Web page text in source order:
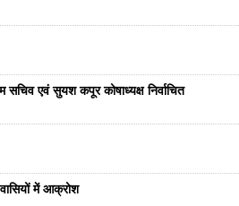
एवं सुयश कपूर कोषाध्यक्ष निर्वाचित
में आक्रोश